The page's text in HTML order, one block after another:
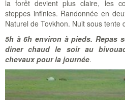
la forêt devient plus claire, les
steppes infinies. Randonnée en
Naturel de Tovkhon. Nuit sous tente
5h à 6h environ à pieds. Repas
diner chaud le soir au
chevaux pour la journée.